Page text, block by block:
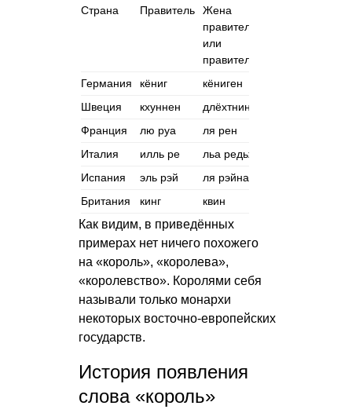
Страна Правитель
Жена
правителя
или
правительница
Германия кёниг кёниген
Швеция
кхуннен длёхтнинен
Франция
лю руа ля рен
Италия
илль ре льа редьжина
Испания
эль рэй ля рэйна
Британия
кинг квин
Как видим, в приведённых
примерах нет ничего похожего
на «король», «королева»,
«королевство». Королями себя
называли только монархи
некоторых восточно-европейских
государств.
История появления
слова «король»